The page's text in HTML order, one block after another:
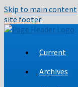
Skip to main content
site footer
Current
Archives